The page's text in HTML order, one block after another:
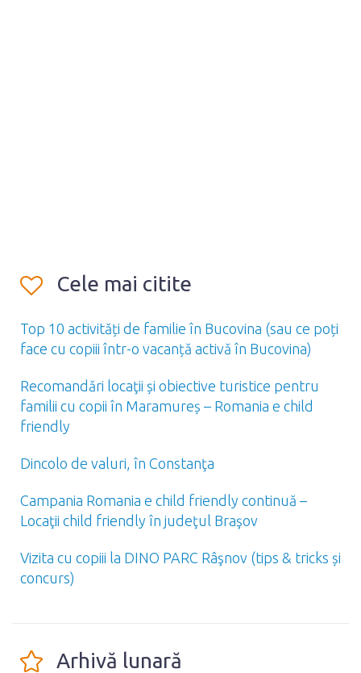
Cele mai citite
Top 10 activități de familie în Bucovina (sau ce poți
face cu copiii într-o vacanță activă în Bucovina)
Recomandări locaţii și obiective turistice pentru
familii cu copii în Maramureș – Romania e child
friendly
Dincolo de valuri, în Constanţa
Campania Romania e child friendly continuă –
Locaţii child friendly în judeţul Braşov
Vizita cu copiii la DINO PARC Râşnov (tips & tricks și
concurs)
Arhivă lunară